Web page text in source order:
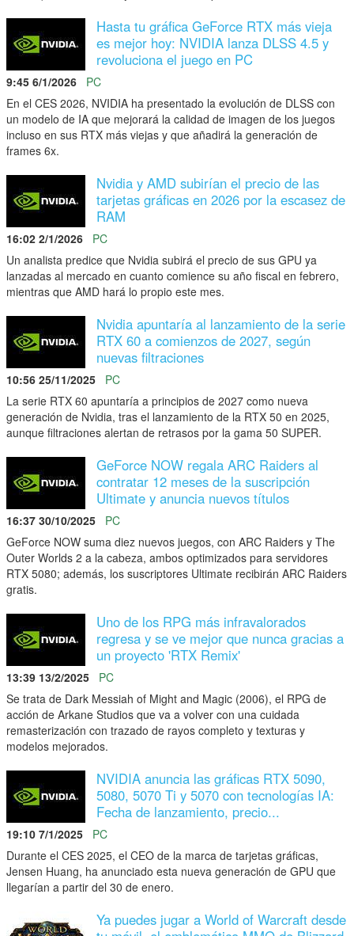
Hasta tu gráfica GeForce RTX más vieja
es mejor hoy: NVIDIA lanza DLSS 4.5 y
revoluciona el juego en PC
9:45 6/1/2026
PC
En el CES 2026, NVIDIA ha presentado la evolución de DLSS con
un modelo de IA que mejorará la calidad de imagen de los juegos
incluso en sus RTX más viejas y que añadirá la generación de
frames 6x.
Nvidia y AMD subirían el precio de las
tarjetas gráficas en 2026 por la escasez de
RAM
16:02 2/1/2026
PC
Un analista predice que Nvidia subirá el precio de sus GPU ya
lanzadas al mercado en cuanto comience su año fiscal en febrero,
mientras que AMD hará lo propio este mes.
Nvidia apuntaría al lanzamiento de la serie
RTX 60 a comienzos de 2027, según
nuevas filtraciones
10:56 25/11/2025
PC
La serie RTX 60 apuntaría a principios de 2027 como nueva
generación de Nvidia, tras el lanzamiento de la RTX 50 en 2025,
aunque filtraciones alertan de retrasos por la gama 50 SUPER.
GeForce NOW regala ARC Raiders al
contratar 12 meses de la suscripción
Ultimate y anuncia nuevos títulos
16:37 30/10/2025
PC
GeForce NOW suma diez nuevos juegos, con ARC Raiders y The
Outer Worlds 2 a la cabeza, ambos optimizados para servidores
RTX 5080; además, los suscriptores Ultimate recibirán ARC Raiders
gratis.
Uno de los RPG más infravalorados
regresa y se ve mejor que nunca gracias a
un proyecto 'RTX Remix'
13:39 13/2/2025
PC
Se trata de Dark Messiah of Might and Magic (2006), el RPG de
acción de Arkane Studios que va a volver con una cuidada
remasterización con trazado de rayos completo y texturas y
modelos mejorados.
NVIDIA anuncia las gráficas RTX 5090,
5080, 5070 Ti y 5070 con tecnologías IA:
Fecha de lanzamiento, precio...
19:10 7/1/2025
PC
Durante el CES 2025, el CEO de la marca de tarjetas gráficas,
Jensen Huang, ha anunciado esta nueva generación de GPU que
llegarían a partir del 30 de enero.
Ya puedes jugar a World of Warcraft desde